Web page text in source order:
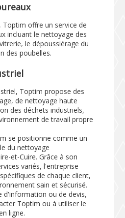
Toptim offre un service de
incluant le nettoyage des
le dépoussiérage du
des poubelles.
Toptim propose des
de nettoyage haute
des déchets industriels,
de travail propre
se positionne comme un
du nettoyage
et-Cuire. Grâce à son
variés, l'entreprise
de chaque client,
sain et sécurisé.
d'information ou de devis,
Toptim ou à utiliser le
ligne.